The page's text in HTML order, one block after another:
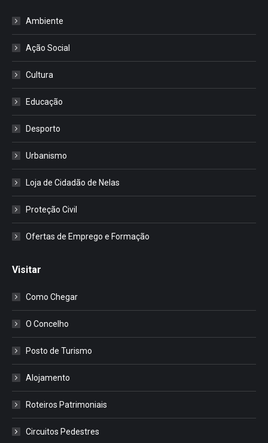
Ambiente
Ação Social
Cultura
Educação
Desporto
Urbanismo
Loja de Cidadão de Nelas
Proteção Civil
Ofertas de Emprego e Formação
Visitar
Como Chegar
O Concelho
Posto de Turismo
Alojamento
Roteiros Patrimoniais
Circuitos Pedestres